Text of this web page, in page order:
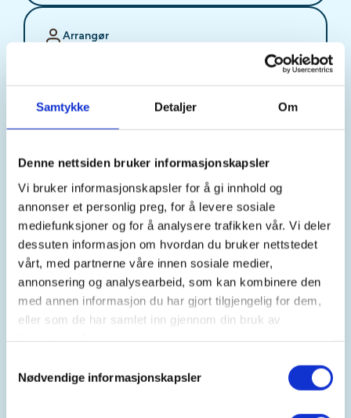
Samtykke Detaljer Om
Denne nettsiden bruker informasjonskapsler
Vi bruker informasjonskapsler for å gi innhold og
annonser et personlig preg, for å levere sosiale
mediefunksjoner og for å analysere trafikken vår. Vi deler
dessuten informasjon om hvordan du bruker nettstedet
vårt, med partnerne våre innen sosiale medier,
annonsering og analysearbeid, som kan kombinere den
med annen informasjon du har gjort tilgjengelig for dem,
eller som de har samlet inn gjennom din bruk av
Nødvendige informasjonskapsler
Arrangør
Kontaktperson
Lørenskog turlag v/ Ida Hjørring-Einum
(+47)+90513344
lorenskogturlag@dnt.no
Turmål: Rundtur Rasta (Triaden – Lysløypa til
Ekerud utfartsparkering – Rasta skole – Triaden)
Dato: 05.05.2026 kl. 10.30